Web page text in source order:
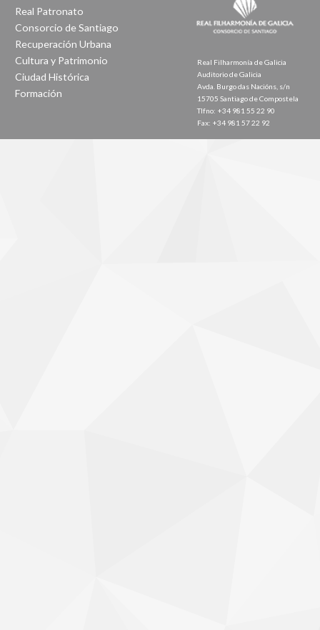
Real Patronato
Consorcio de Santiago
Recuperación Urbana
Cultura y Patrimonio
Ciudad Histórica
Formación
Real Filharmonía de Galicia
Auditorio de Galicia
Avda. Burgo das Nacións, s/n
15705 Santiago de Compostela
Tlfno: +34 981 55 22 90
Fax: +34 981 57 22 92